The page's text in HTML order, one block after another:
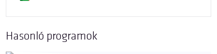
Hasonló programok